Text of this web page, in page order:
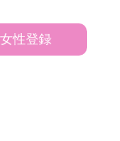
女性登録